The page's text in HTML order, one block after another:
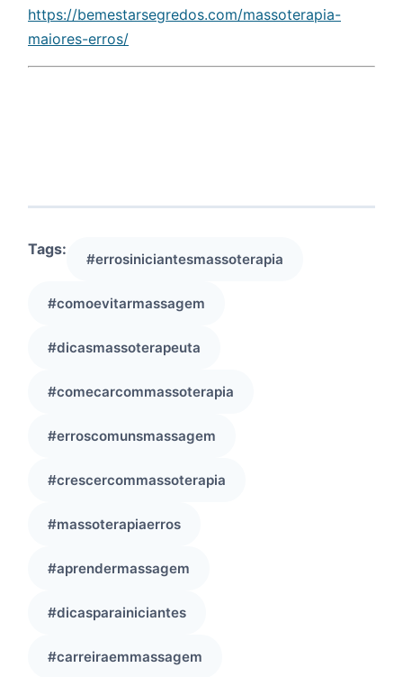
https://bemestarsegredos.com/massoterapia-
maiores-erros/
Tags:
#errosiniciantesmassoterapia
#comoevitarmassagem
#dicasmassoterapeuta
#comecarcommassoterapia
#erroscomunsmassagem
#crescercommassoterapia
#massoterapiaerros
#aprendermassagem
#dicasparainiciantes
#carreiraemmassagem